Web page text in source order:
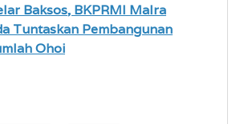
Baksos, BKPRMI Malra
Tuntaskan Pembangunan
Ohoi